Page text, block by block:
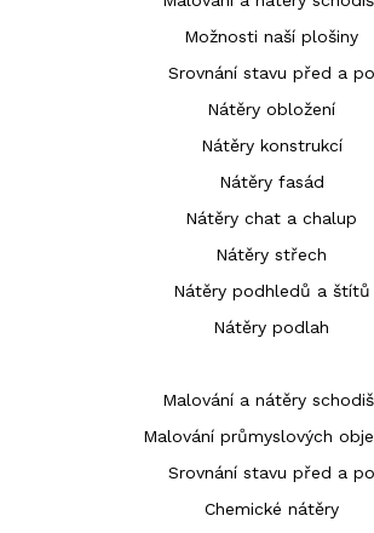
Možnosti naší plošiny
Srovnání stavu před a po
Nátěry obložení
Nátěry konstrukcí
Nátěry fasád
Nátěry chat a chalup
Nátěry střech
Nátěry podhledů a štítů
Nátěry podlah
Malování a nátěry
Malování průmyslových
Srovnání stavu před a po
Chemické nátěry